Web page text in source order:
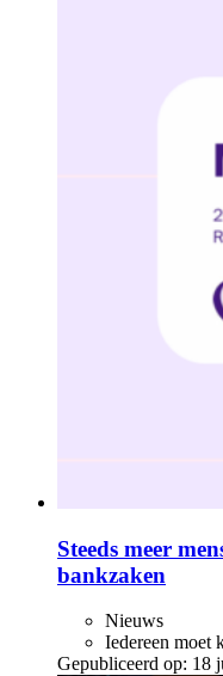
Steeds meer
bankzaken
Nieuws
Iedereen moet
Gepubliceerd op: 18